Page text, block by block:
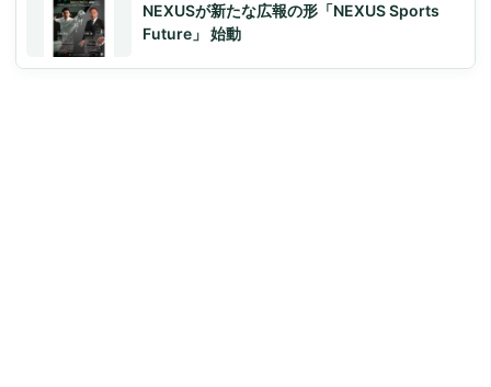
NEXUSが新たな広報の形「NEXUS Sports
Future」 始動